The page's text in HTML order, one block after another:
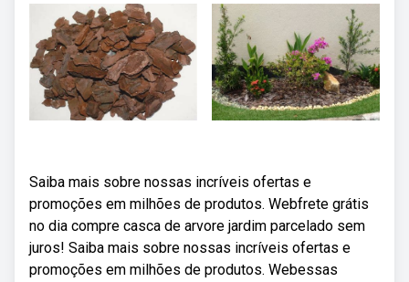
Saiba mais sobre nossas incríveis ofertas e
promoções em milhões de produtos. Webfrete grátis
no dia compre casca de arvore jardim parcelado sem
juros! Saiba mais sobre nossas incríveis ofertas e
promoções em milhões de produtos. Webessas